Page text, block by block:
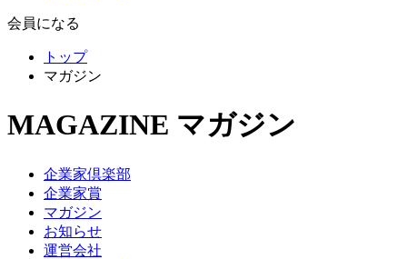
会員になる
トップ
マガジン
MAGAZINE マガジン
企業家倶楽部
企業家賞
マガジン
お知らせ
運営会社